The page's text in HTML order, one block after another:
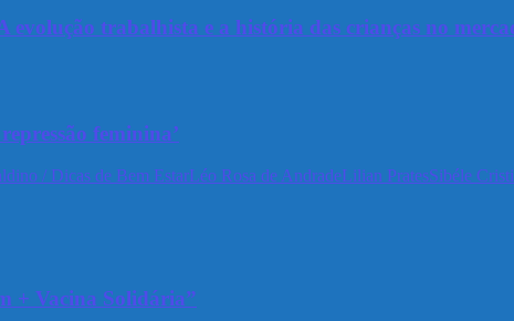
trabalhista e a história das crianças no
feminina’
/ Dicas de Bem EstarLéo Rosa de AndradeLilian PratesSibéle
+ Vacina Solidária”